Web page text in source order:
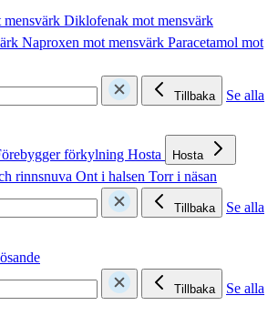
Diklofenak mot mensvärk
Naproxen mot mensvärk Paracetamol mot
Tillbaka
Se alla
förkylning Hosta Hosta
rinnsnuva Ont i halsen Torr i näsan
Tillbaka
Se alla
Tillbaka
Se alla